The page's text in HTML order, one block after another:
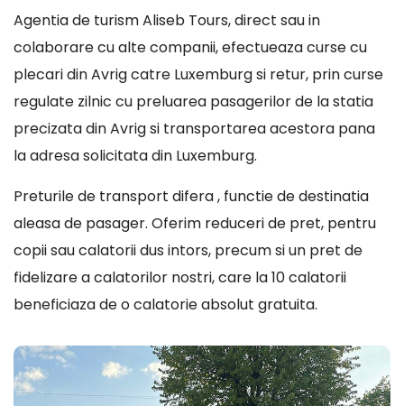
Agentia de turism Aliseb Tours, direct sau in
colaborare cu alte companii, efectueaza curse cu
plecari din Avrig catre Luxemburg si retur, prin curse
regulate zilnic cu preluarea pasagerilor de la statia
precizata din Avrig si transportarea acestora pana
la adresa solicitata din Luxemburg.
Preturile de transport difera , functie de destinatia
aleasa de pasager. Oferim reduceri de pret, pentru
copii sau calatorii dus intors, precum si un pret de
fidelizare a calatorilor nostri, care la 10 calatorii
beneficiaza de o calatorie absolut gratuita.